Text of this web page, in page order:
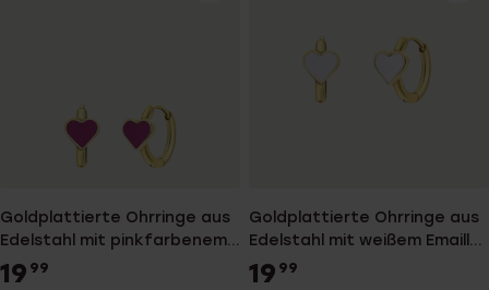
Goldplattierte Ohrringe aus
Edelstahl mit pinkfarbenem
Emaille-Herz
19 99
Goldplattierte Ohrringe aus
Edelstahl mit weißem Emaille-
Herz
19 99